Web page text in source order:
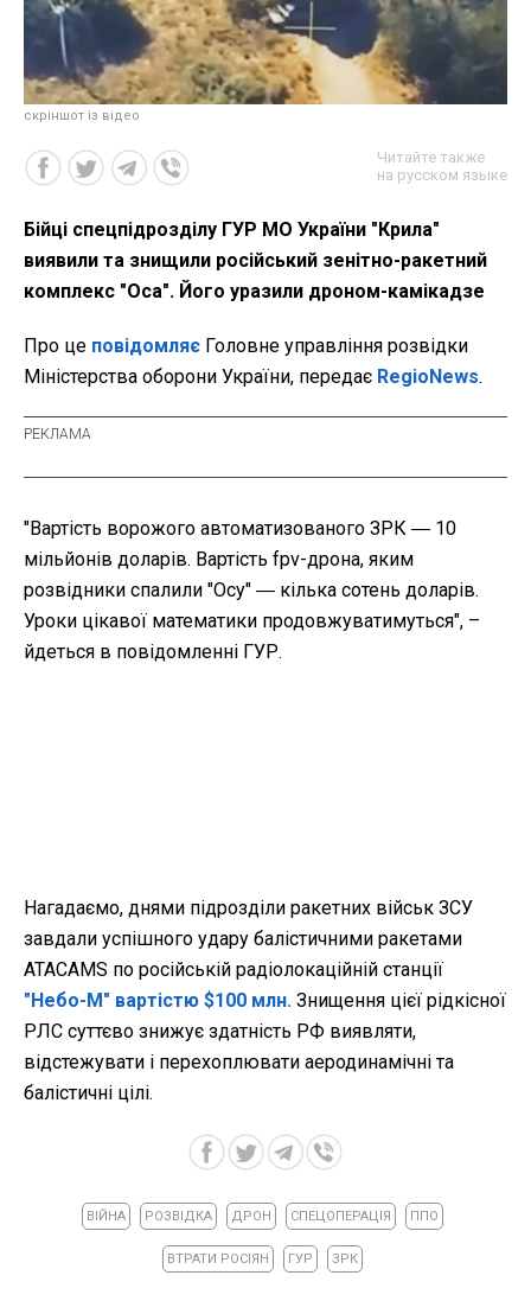
скріншот із відео
Читайте также
на русском языке
Бійці спецпідрозділу ГУР МО України "Крила"
виявили та знищили російський зенітно-ракетний
комплекс "Оса". Його уразили дроном-камікадзе
Про це повідомляє Головне управління розвідки
Міністерства оборони України, передає RegioNews.
"Вартість ворожого автоматизованого ЗРК ― 10
мільйонів доларів. Вартість fpv-дрона, яким
розвідники спалили "Осу" ― кілька сотень доларів.
Уроки цікавої математики продовжуватимуться", –
йдеться в повідомленні ГУР.
Нагадаємо, днями підрозділи ракетних військ ЗСУ
завдали успішного удару балістичними ракетами
ATACAMS по російській радіолокаційній станції
"Небо-М" вартістю $100 млн. Знищення цієї рідкісної
РЛС суттєво знижує здатність РФ виявляти,
відстежувати і перехоплювати аеродинамічні та
балістичні цілі.
ВІЙНА РОЗВІДКА ДРОН СПЕЦОПЕРАЦІЯ ППО
ВТРАТИ РОСІЯН ГУР ЗРК